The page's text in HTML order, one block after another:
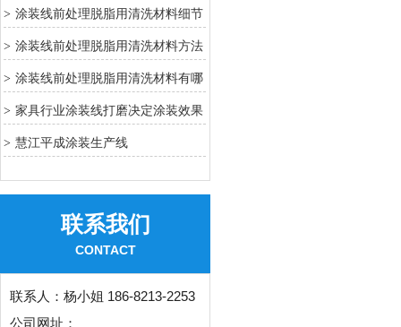
4> 涂装线前处理脱脂用清洗材料细节
3> 涂装线前处理脱脂用清洗材料方法
2> 涂装线前处理脱脂用清洗材料有哪
些方法
> 家具行业涂装线打磨决定涂装效果
关键工序
> 慧江平成涂装生产线
联系我们
CONTACT
联系人： 杨小姐 186-8213-2253
公司网址：